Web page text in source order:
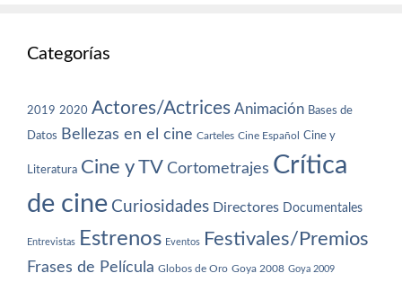
Categorías
2019 2020 Actores/Actrices Animación Bases de
Datos Bellezas en el cine Carteles Cine Español Cine y
Literatura Cine y TV Cortometrajes Crítica
de cine Curiosidades Directores Documentales
Entrevistas Estrenos Eventos Festivales/Premios
Frases de Película Globos de Oro Goya 2008 Goya 2009